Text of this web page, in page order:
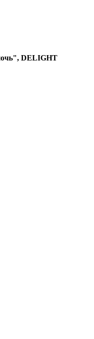
DELIGHT